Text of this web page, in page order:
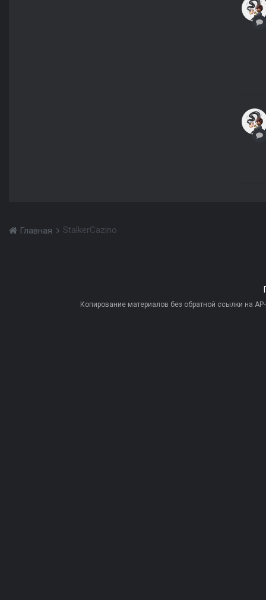
Главная StalkerCazino
Копирование материалов без обратной ссылки на